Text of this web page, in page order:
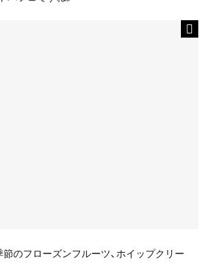
節のフローズンフルーツ、ホイップクリー